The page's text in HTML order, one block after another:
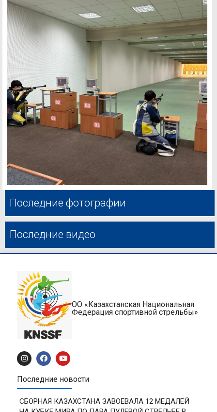
Последние фотографии
Последние видео
ОО «Казахстанская Национальная
Федерация спортивной стрельбы»
Последние новости
СБОРНАЯ КАЗАХСТАНА ЗАВОЕВАЛА 12 МЕДАЛЕЙ